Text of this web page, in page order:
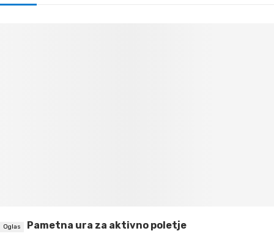
Pametna ura za aktivno poletje